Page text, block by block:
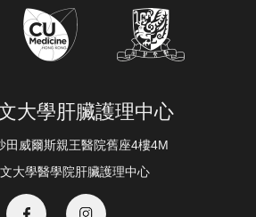
大學肝臟護理中心
田威爾斯親王醫院舊座4樓4M
大學醫學院肝臟護理中心